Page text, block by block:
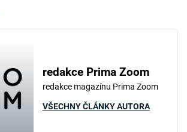
redakce Prima Zoom
redakce magazínu Prima Zoom
VŠECHNY ČLÁNKY AUTORA